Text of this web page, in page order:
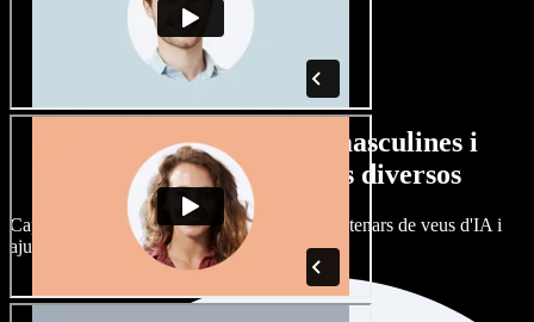
Gran varietat de veus masculines i
femenines amb accents diversos
Cap projecte ha de sonar igual. Tria entre centenars de veus d'IA i
ajusta'n l’accent.